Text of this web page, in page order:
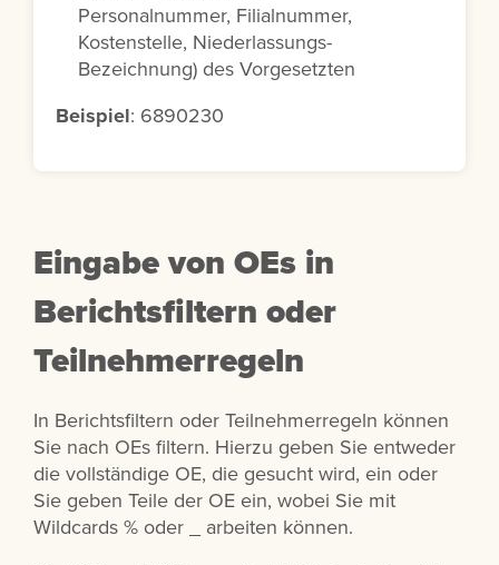
Personalnummer, Filialnummer,
Kostenstelle, Niederlassungs-
Bezeichnung) des Vorgesetzten
Beispiel: 6890230
Eingabe von OEs in
Berichtsfiltern oder
Teilnehmerregeln
In Berichtsfiltern oder Teilnehmerregeln können
Sie nach OEs filtern. Hierzu geben Sie entweder
die vollständige OE, die gesucht wird, ein oder
Sie geben Teile der OE ein, wobei Sie mit
Wildcards % oder _ arbeiten können.